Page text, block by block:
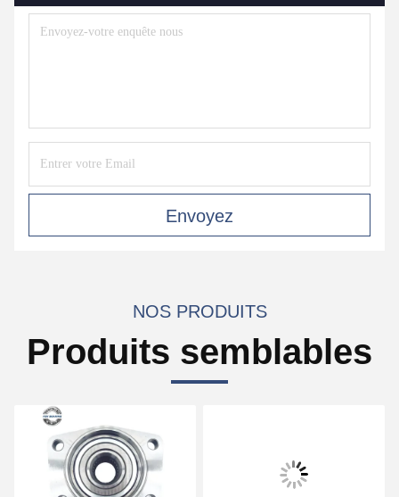
Envoyez
NOS PRODUITS
Produits semblables